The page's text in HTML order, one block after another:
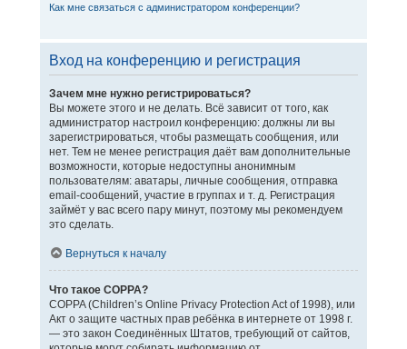
Как мне связаться с администратором конференции?
Вход на конференцию и регистрация
Зачем мне нужно регистрироваться?
Вы можете этого и не делать. Всё зависит от того, как
администратор настроил конференцию: должны ли вы
зарегистрироваться, чтобы размещать сообщения, или
нет. Тем не менее регистрация даёт вам дополнительные
возможности, которые недоступны анонимным
пользователям: аватары, личные сообщения, отправка
email-сообщений, участие в группах и т. д. Регистрация
займёт у вас всего пару минут, поэтому мы рекомендуем
это сделать.
Вернуться к началу
Что такое COPPA?
COPPA (Children’s Online Privacy Protection Act of 1998), или
Акт о защите частных прав ребёнка в интернете от 1998 г.
— это закон Соединённых Штатов, требующий от сайтов,